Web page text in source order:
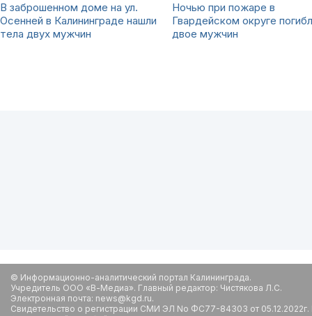
В заброшенном доме на ул.
Осенней в Калининграде нашли
тела двух мужчин
Ночью при пожаре в
Гвардейском округе
двое мужчин
© Информационно-аналитический портал Калининграда.
Учредитель ООО «В-Медиа». Главный редактор: Чистякова Л.С.
Электронная почта: news@kgd.ru.
Свидетельство о регистрации СМИ ЭЛ No ФС77-84303 от